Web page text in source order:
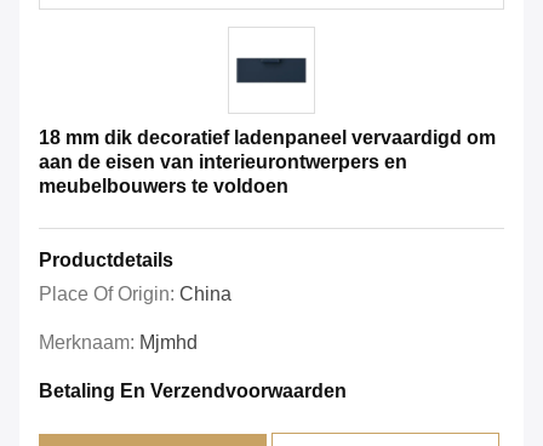
18 mm dik decoratief ladenpaneel vervaardigd om
aan de eisen van interieurontwerpers en
meubelbouwers te voldoen
Productdetails
Place Of Origin: China
Merknaam: Mjmhd
Betaling En Verzendvoorwaarden